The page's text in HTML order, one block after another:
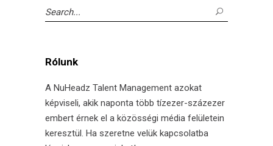
Search
for:
Rólunk
A NuHeadz Talent Management azokat
képviseli, akik naponta több tízezer-százezer
embert érnek el a közösségi média felületein
keresztül. Ha szeretne velük kapcsolatba